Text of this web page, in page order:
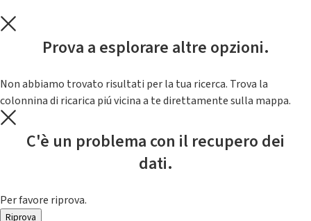
Prova a esplorare altre opzioni.
Non abbiamo trovato risultati per la tua ricerca. Trova la
colonnina di ricarica piú vicina a te direttamente sulla mappa.
C'è un problema con il recupero dei
dati.
Per favore riprova.
Riprova